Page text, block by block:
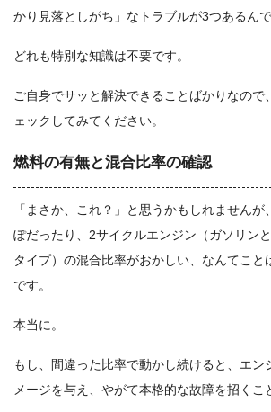
かり見落としがち」なトラブルが3つあるんで
どれも特別な知識は不要です。
ご自身でサッと解決できることばかりなので
ェックしてみてください。
燃料の有無と混合比率の確認
「まさか、これ？」と思うかもしれませんが
ぽだったり、2サイクルエンジン（ガソリン
タイプ）の混合比率がおかしい、なんてこと
です。
本当に。
もし、間違った比率で動かし続けると、エン
メージを与え、やがて本格的な故障を招くこ